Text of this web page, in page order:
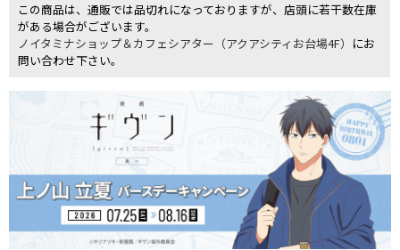
この商品は、通販では品切れになっておりますが、店頭に若干数在庫
がある場合がございます。
ノイタミナショップ＆カフェシアター（アクアシティお台場4F） にお
問い合わせ下さい。